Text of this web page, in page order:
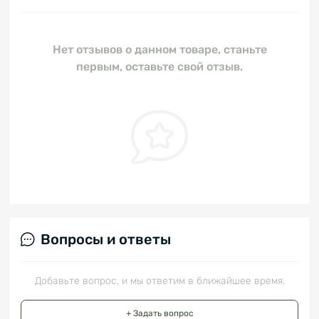
Нет отзывов о данном товаре, станьте
первым, оставьте свой отзыв.
Вопросы и ответы
Добавьте вопрос, и мы ответим в ближайшее время.
+ Задать вопрос